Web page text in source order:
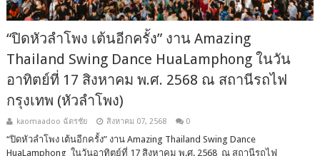
“ปิดหัวลำโพง เต้นอีกครั้ง” งาน Amazing
Thailand Swing Dance HuaLamphong ในวัน
อาทิตย์ที่ 17 สิงหาคม พ.ศ. 2568 ณ สถานีรถไฟ
กรุงเทพ (หัวลำโพง)
kaomaadoo ฉัตรชัย สิงหาคม 07, 2568 0
“ปิดหัวลำโพง เต้นอีกครั้ง” งาน Amazing Thailand Swing Dance
HuaLamphong ในวันอาทิตย์ที่ 17 สิงหาคม พ.ศ. 2568 ณ สถานีรถไฟ